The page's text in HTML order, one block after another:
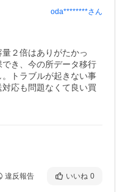
oda********さん
２倍はありがたかっ
き、今の所データ移行
トラブルが起きない事
応も問題なくて良い買
違反報告 いいね 0